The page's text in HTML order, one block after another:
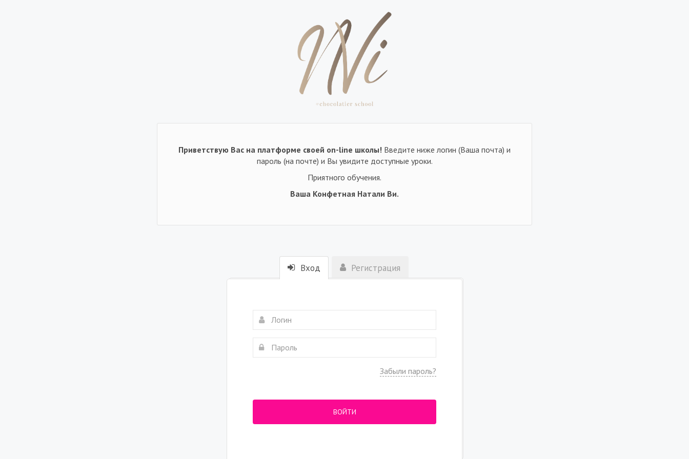
Приветствую Вас на платформе своей on-line школы! Введите ниже логин (Ваша почта) и
пароль (на почте) и Вы увидите доступные уроки.
Приятного обучения.
Ваша Конфетная Натали Ви.
Вход Регистрация
Забыли пароль?
ВОЙТИ